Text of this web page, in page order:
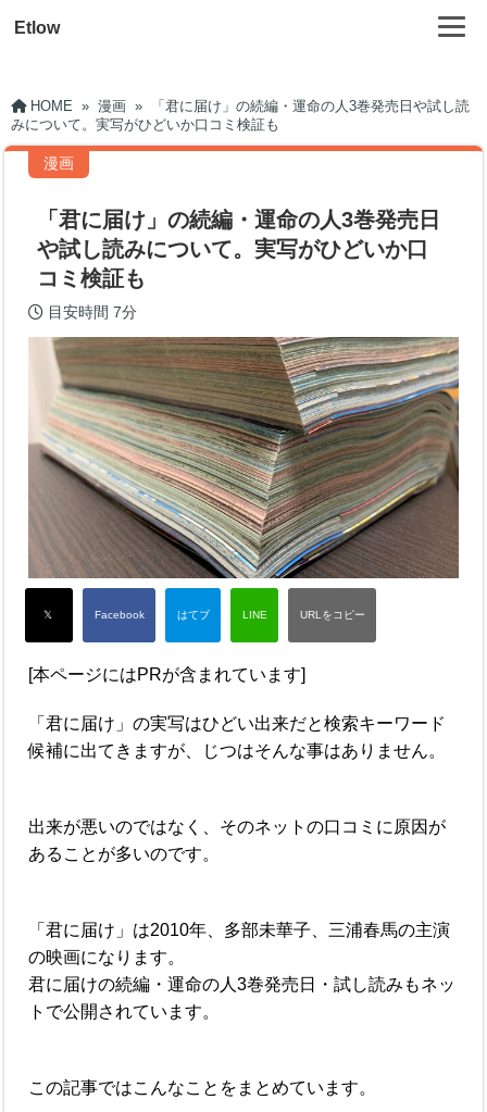
Etlow
HOME » 漫画 »
「君に届け」の続編・運命の人3巻発売日や試し読
みについて。実写がひどいか口コミ検証も
漫画
「君に届け」の続編・運命の人3巻発売日
や試し読みについて。実写がひどいか口
コミ検証も
目安時間7分
[本ページにはPRが含まれています]
「君に届け」の実写はひどい出来だと検索キーワード
候補に出てきますが、じつはそんな事はありません。
出来が悪いのではなく、そのネットの口コミに原因が
あることが多いのです。
「君に届け」は2010年、多部未華子、三浦春馬の主演
の映画になります。
君に届けの続編・運命の人3巻発売日・試し読みもネッ
トで公開されています。
この記事ではこんなことをまとめています。